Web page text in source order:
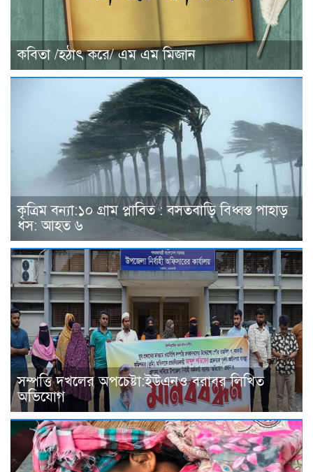
কবিতা /হঠাৎ করে/ এম এম মিজান
কৃত্রিম বন্যা:১০ গ্রাম প্লাবিত : বসতবাড়ি বিধ্বস্ত পাহাড়
ধস: আহত ৬
সম্পত্তি দখলের অপচেষ্টা:ইউএনও বরাবর লিখিত
অভিযোগ